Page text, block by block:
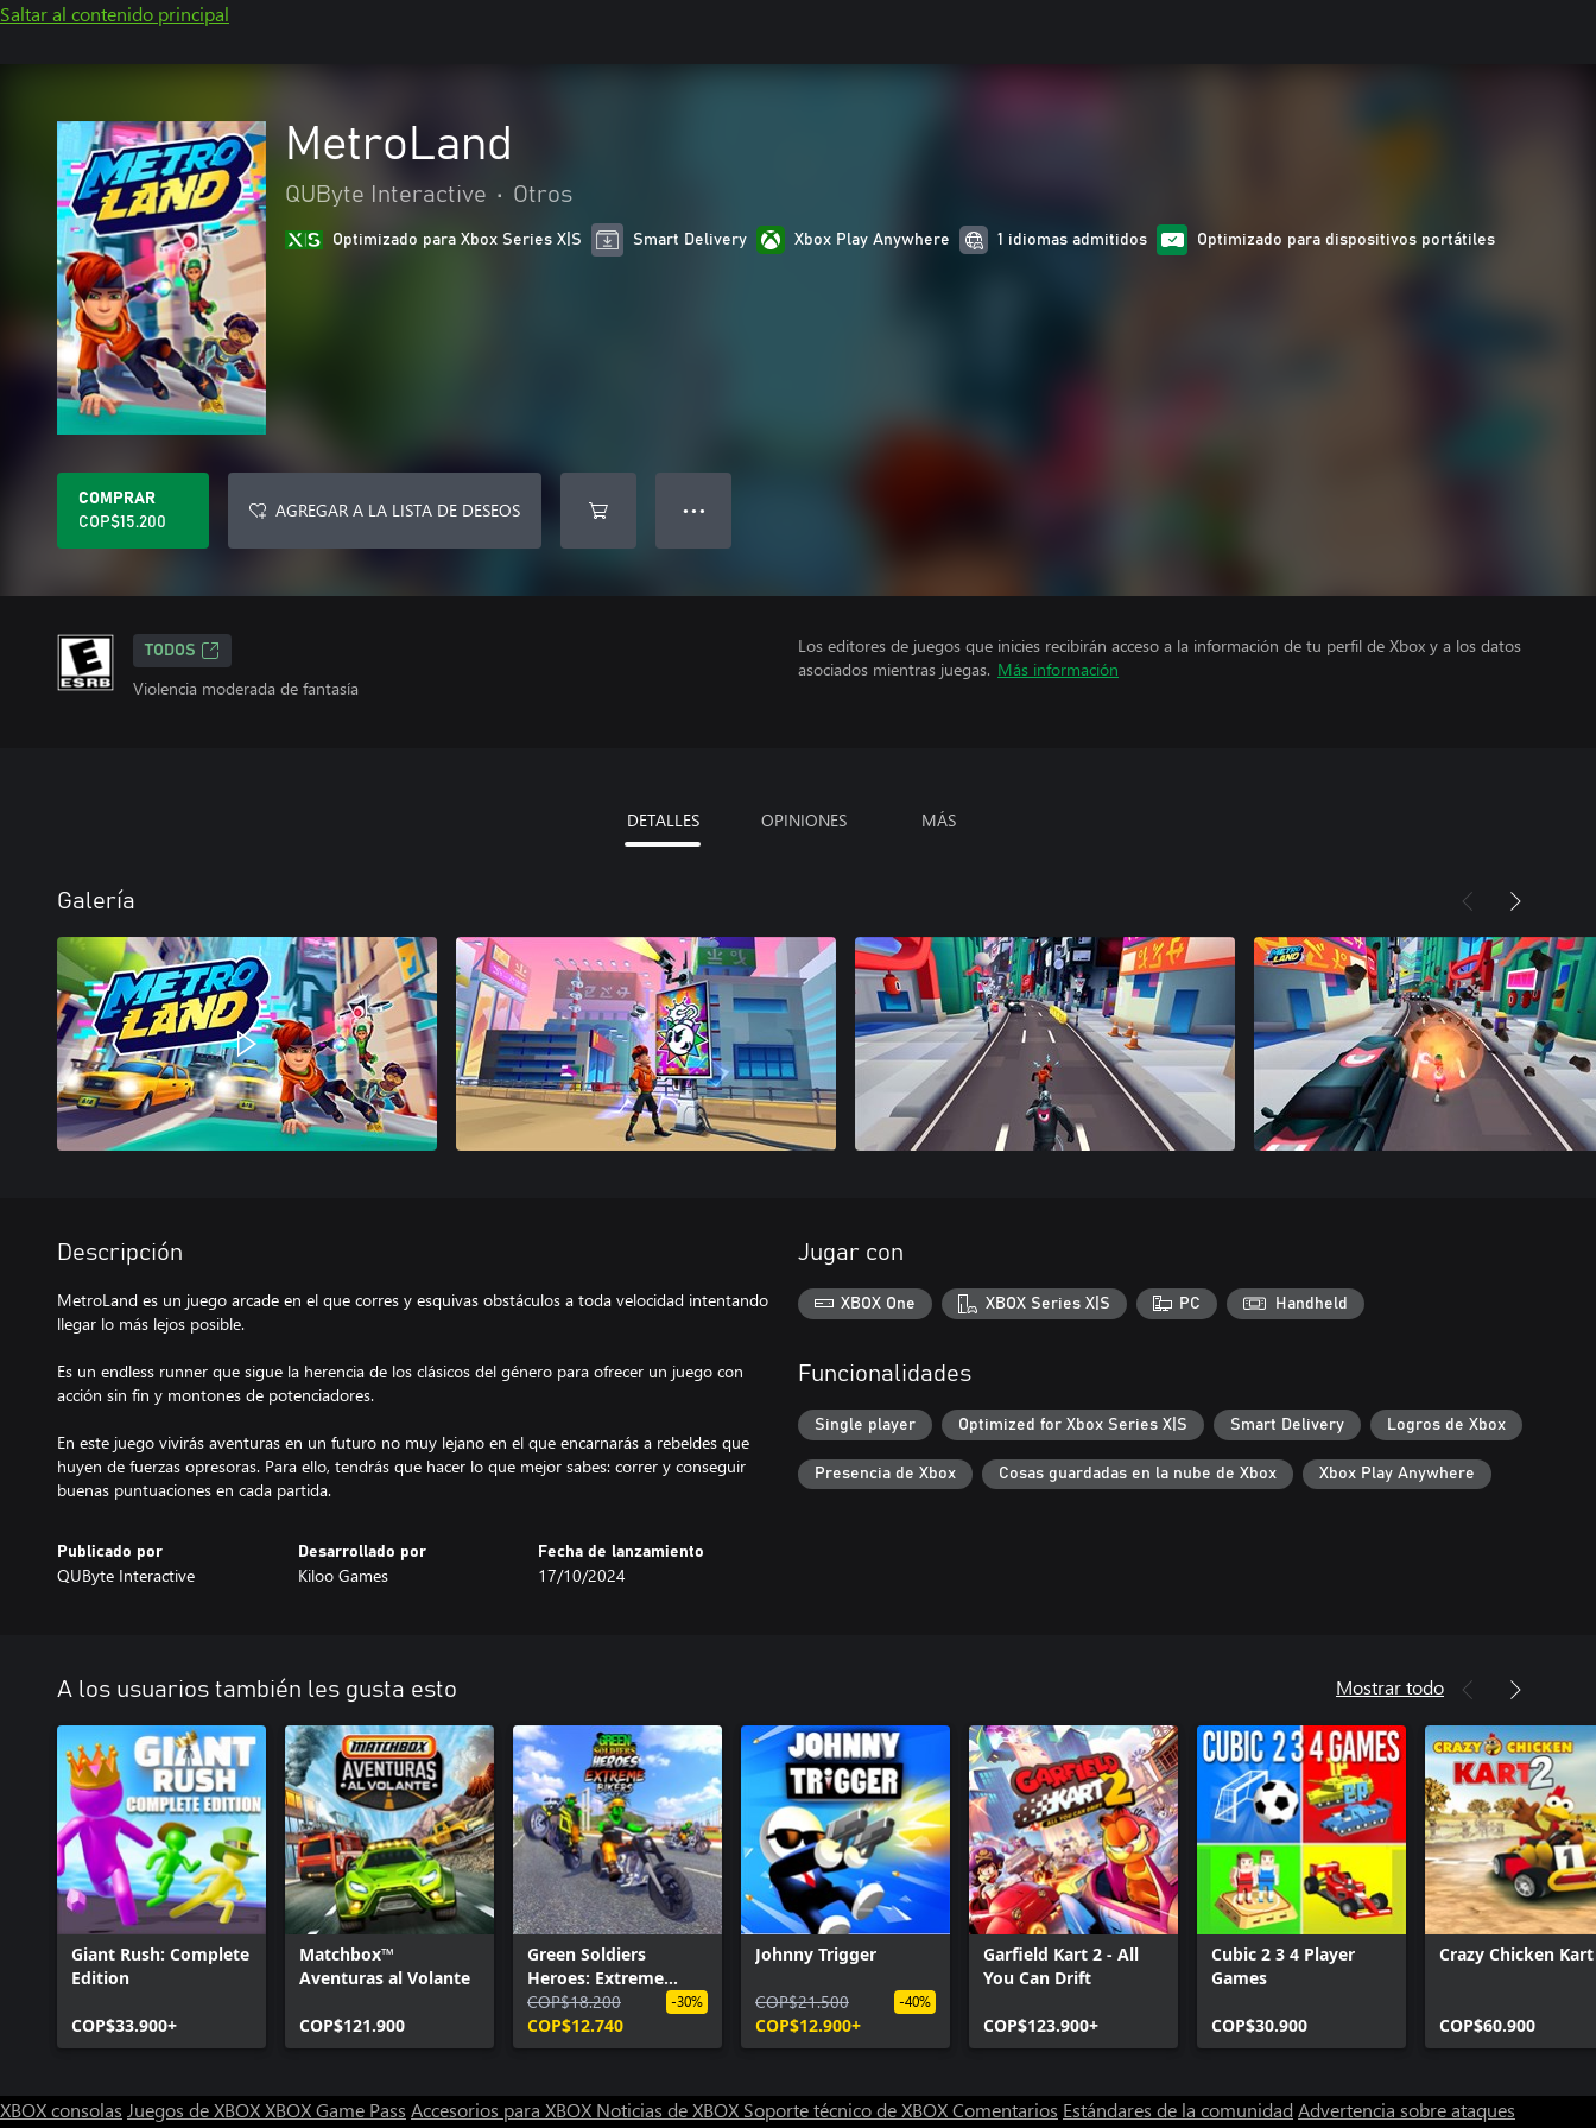
Saltar al contenido principal
MetroLand
QUByte Interactive • Otros
Optimizado para Xbox Series X|S Smart Delivery Xbox Play Anywhere 1 idiomas admitidos Optimizado para dispositivos portátiles
COMPRAR
COP$15.200
AGREGAR A LA LISTA DE DESEOS ● ● ●
TODOS
Violencia moderada de fantasía
Los editores de juegos que inicies recibirán acceso a la información de tu perfil de Xbox y a los datos
asociados mientras juegas. Más información
DETALLES OPINIONES MÁS
Galería
Descripción
MetroLand es un juego arcade en el que corres y esquivas obstáculos a toda velocidad intentando
llegar lo más lejos posible.
Es un endless runner que sigue la herencia de los clásicos del género para ofrecer un juego con
acción sin fin y montones de potenciadores.
En este juego vivirás aventuras en un futuro no muy lejano en el que encarnarás a rebeldes que
huyen de fuerzas opresoras. Para ello, tendrás que hacer lo que mejor sabes: correr y conseguir
buenas puntuaciones en cada partida.
Publicado por
QUByte Interactive
Desarrollado por
Kiloo Games
Fecha de lanzamiento
17/10/2024
Jugar con
XBOX One XBOX Series X|S PC Handheld
Funcionalidades
Single player Optimized for Xbox Series X|S Smart Delivery Logros de Xbox
Presencia de Xbox Cosas guardadas en la nube de Xbox Xbox Play Anywhere
A los usuarios también les gusta esto Mostrar todo
Giant Rush: Complete
Edition
COP$33.900+
Matchbox™
Aventuras al Volante
COP$121.900
Green Soldiers
Heroes: Extreme
Bikers
COP$18.200
COP$12.740
-30%
Johnny Trigger
COP$21.500
COP$12.900+
-40%
Garfield Kart 2 - All
You Can Drift
COP$123.900+
Cubic 2 3 4 Player
Games
COP$30.900
Crazy Chicken
COP$60.900
XBOX consolas Juegos de XBOXXBOX Game Pass Accesorios para XBOX Noticias de XBOX Soporte técnico de XBOXComentarios Estándares de la comunidad Advertencia sobre ataques